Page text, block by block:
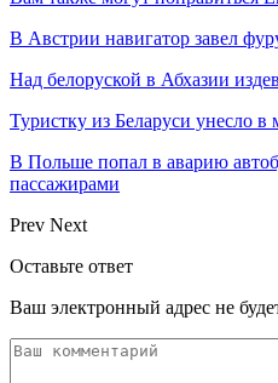
В Австрии навигатор завел
Над белоруской в Абхазии
Туристку из Беларуси унесло в
В Польше попал в аварию
пассажирами
Prev Next
Оставьте ответ
Ваш электронный адрес не